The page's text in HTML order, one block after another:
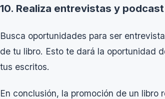
10. Realiza entrevistas y podcast
Busca oportunidades para ser
de tu libro. Esto te dará la oportunidad
tus escritos.
En conclusión, la promoción de un